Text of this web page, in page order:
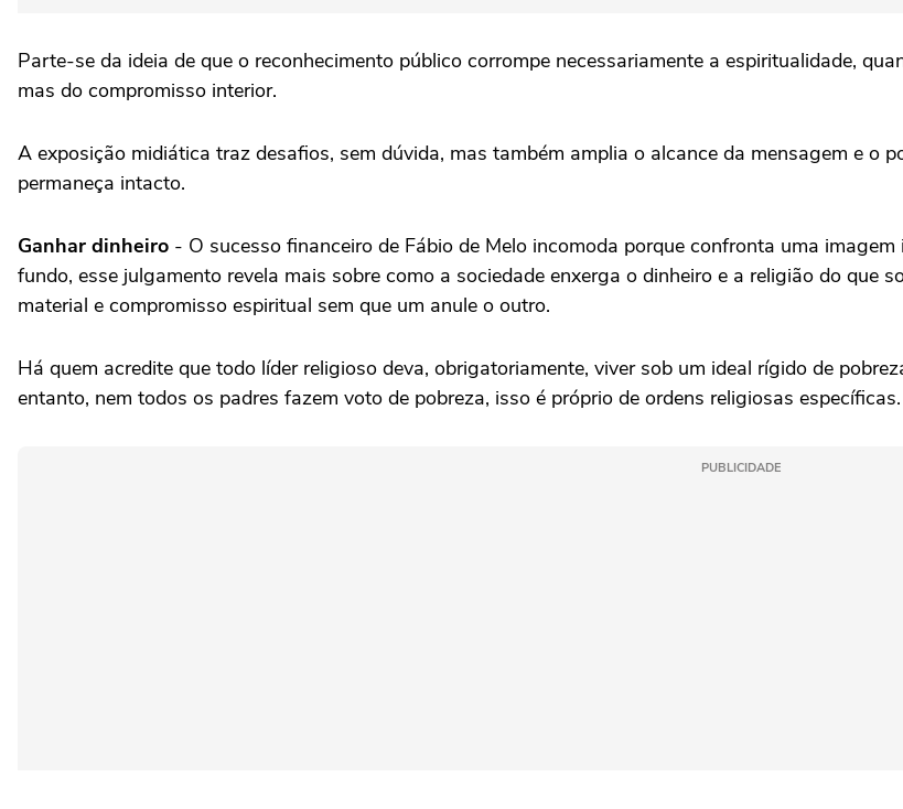
Parte-se da ideia de que o reconhecimento público corrompe necessariamente a espiritualidade,
mas do compromisso interior.
A exposição midiática traz desafios, sem dúvida, mas também amplia o alcance da mensagem e o
permaneça intacto.
Ganhar dinheiro - O sucesso financeiro de Fábio de Melo incomoda porque confronta uma
fundo, esse julgamento revela mais sobre como a sociedade enxerga o dinheiro e a religião do que
material e compromisso espiritual sem que um anule o outro.
Há quem acredite que todo líder religioso deva, obrigatoriamente, viver sob um ideal rígido de
entanto, nem todos os padres fazem voto de pobreza, isso é próprio de ordens religiosas específicas.
PUBLICIDADE